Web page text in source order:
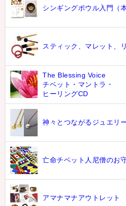
シンギングボウル入門（
スティック、マレット、
The Blessing Voice
チベット・マントラ・
ヒーリングCD
神々とつながるジュエリ
亡命チベット人尼僧のお
アマナマナアウトレット